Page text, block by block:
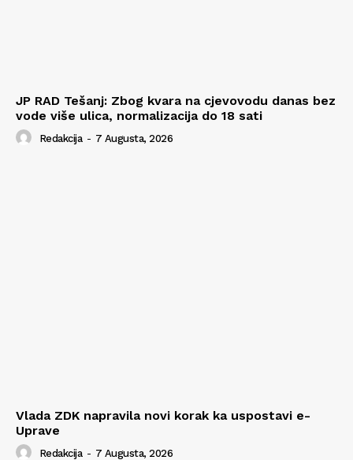
JP RAD Tešanj: Zbog kvara na cjevovodu danas bez
vode više ulica, normalizacija do 18 sati
Redakcija - 7 Augusta, 2026
Vlada ZDK napravila novi korak ka uspostavi e-
Uprave
Redakcija - 7 Augusta, 2026